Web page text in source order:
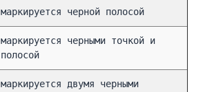
маркируется черной полосой
маркируется черными точкой и
полосой
маркируется двумя черными